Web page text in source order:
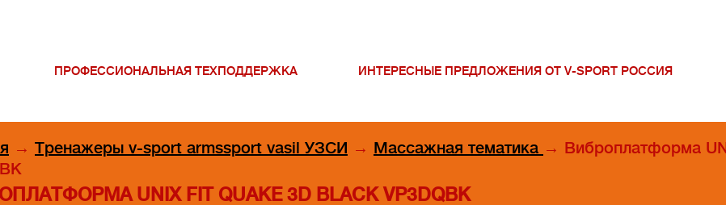
ПРОФЕССИОНАЛЬНАЯ ТЕХПОДДЕРЖКА ИНТЕРЕСНЫЕ ПРЕДЛОЖЕНИЯ ОТ V-SPORT РОССИЯ
→ Тренажеры v-sport armssport vasil УЗСИ → Массажная тематика → Виброплатформа
UNIX FIT QUAKE 3D BLACK VP3DQBK